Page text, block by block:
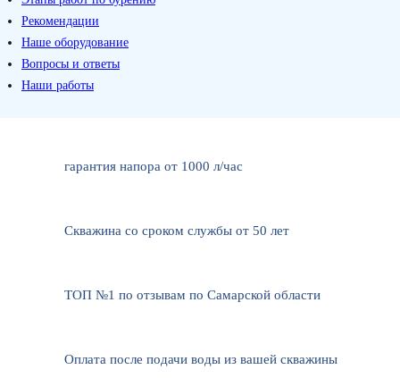
Рекомендации
Наше оборудование
Вопросы и ответы
Наши работы
гарантия напора от 1000 л/чаc
Cкважина со сроком службы от 50 лет
ТОП №1 по отзывам по Самарской области
Оплата после подачи воды из вашей скважины